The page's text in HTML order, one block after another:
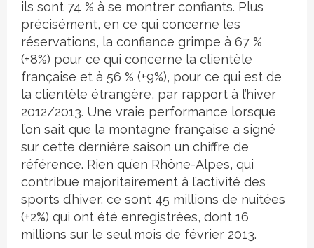
ils sont 74 % à se montrer confiants. Plus
précisément, en ce qui concerne les
réservations, la confiance grimpe à 67 %
(+8%) pour ce qui concerne la clientèle
française et à 56 % (+9%), pour ce qui est de
la clientèle étrangère, par rapport à l’hiver
2012/2013. Une vraie performance lorsque
l’on sait que la montagne française a signé
sur cette dernière saison un chiffre de
référence. Rien qu’en Rhône-Alpes, qui
contribue majoritairement à l’activité des
sports d’hiver, ce sont 45 millions de nuitées
(+2%) qui ont été enregistrées, dont 16
millions sur le seul mois de février 2013.